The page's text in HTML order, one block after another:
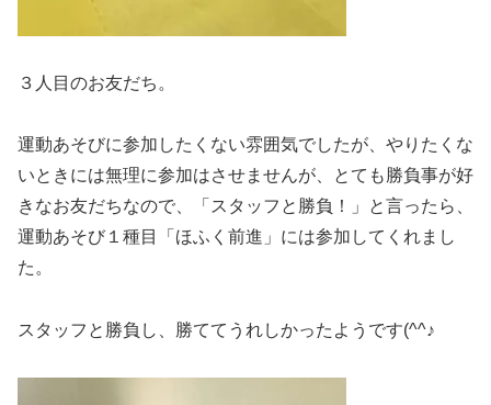
３人目のお友だち。
運動あそびに参加したくない雰囲気でしたが、やりたくな
いときには無理に参加はさせませんが、とても勝負事が好
きなお友だちなので、「スタッフと勝負！」と言ったら、
運動あそび１種目「ほふく前進」には参加してくれまし
た。
スタッフと勝負し、勝ててうれしかったようです(^^♪